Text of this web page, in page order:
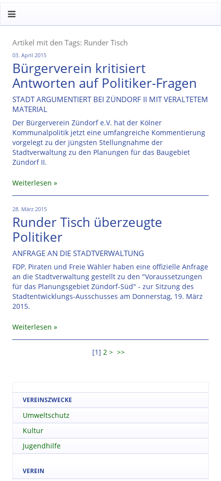
Artikel mit den Tags: Runder Tisch
03. April 2015
Bürgerverein kritisiert
Antworten auf Politiker-Fragen
STADT ARGUMENTIERT BEI ZÜNDORF II MIT VERALTETEM
MATERIAL
Der Bürgerverein Zündorf e.V. hat der Kölner
Kommunalpolitik jetzt eine umfangreiche Kommentierung
vorgelegt zu der jüngsten Stellungnahme der
Stadtverwaltung zu den Planungen für das Baugebiet
Zündorf II.
Weiterlesen
28. März 2015
Runder Tisch überzeugte
Politiker
ANFRAGE AN DIE STADTVERWALTUNG
FDP, Piraten und Freie Wähler haben eine offizielle Anfrage
an die Stadtverwaltung gestellt zu den "Voraussetzungen
für das Planungsgebiet Zündorf-Süd" - zur Sitzung des
Stadtentwicklungs-Ausschusses am Donnerstag, 19. März
2015.
Weiterlesen
[1] 2 > >>
VEREINSZWECKE
Umweltschutz
Kultur
Jugendhilfe
VEREIN